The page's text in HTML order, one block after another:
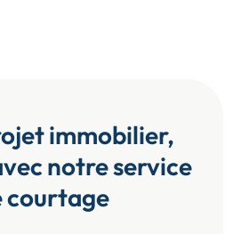
immobilier,
notre service
courtage